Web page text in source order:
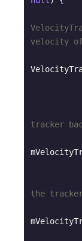
velocity
tracker
the